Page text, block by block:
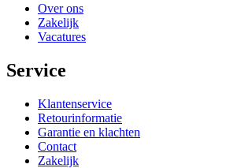
Over ons
Zakelijk
Vacatures
Service
Klantenservice
Retourinformatie
Garantie en klachten
Contact
Zakelijk